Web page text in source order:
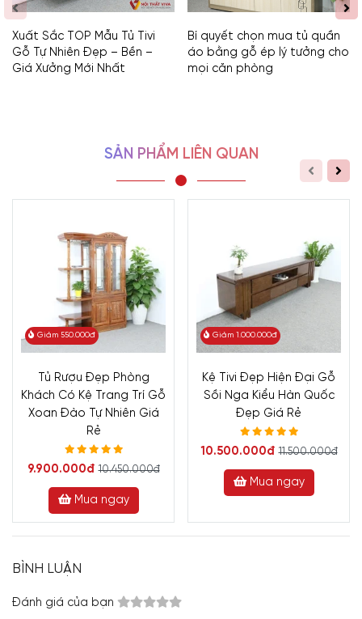
Xuất Sắc TOP Mẫu Tủ Tivi
Gỗ Tự Nhiên Đẹp – Bền –
Giá Xưởng Mới Nhất
Bí quyết chọn mua tủ quần
áo bằng gỗ ép lý tưởng cho
mọi căn phòng
SẢN PHẨM LIÊN QUAN
Giảm 550.000đ
Tủ Rượu Đẹp Phòng
Khách Có Kệ Trang Trí Gỗ
Xoan Đào Tự Nhiên Giá
Rẻ
9.900.000đ 10.450.000đ
Mua ngay
Giảm 1.000.000đ
Kệ Tivi Đẹp Hiện Đại Gỗ
Sồi Nga Kiểu Hàn Quốc
Đẹp Giá Rẻ
10.500.000đ 11.500.000đ
Mua ngay
BÌNH LUẬN
Đánh giá của bạn